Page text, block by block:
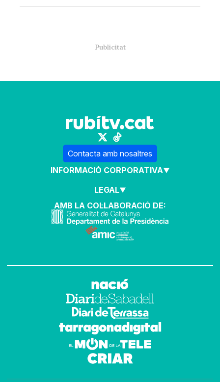
Contacta amb nosaltres
INFORMACIÓ CORPORATIVA
LEGAL
AMB LA COL·LABORACIÓ DE: